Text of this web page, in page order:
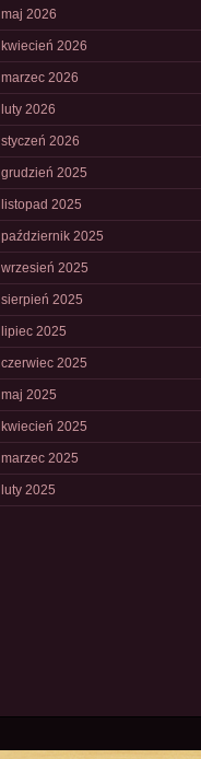
maj 2026
kwiecień 2026
marzec 2026
luty 2026
styczeń 2026
grudzień 2025
listopad 2025
październik 2025
wrzesień 2025
sierpień 2025
lipiec 2025
czerwiec 2025
maj 2025
kwiecień 2025
marzec 2025
luty 2025